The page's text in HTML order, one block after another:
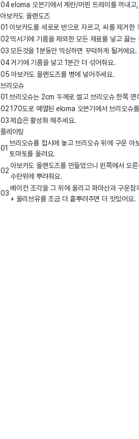
04eloma 오븐기에서 계란/머핀 트레이를 꺼내고
아보카도 올랜도즈
01 아보카도를 세로로 반으로 자르고, 씨를 제거한
02 믹서기에 기름을 제외한 모든 재료를 넣고 끓는
03 모든것을 1분동안 믹싱하면 꾸덕하게 될거에요.
04거기에 기름을 넣고 1분간 더 섞어줘요.
05 아보카도 올랜도즈를 병에 넣어주세요.
브리오슈
01 브리오슈는 2cm 두께로 썰고 브리오슈 한쪽 면
02170도로 예열된 eloma 오븐기에서 브리오슈
03제습은 활성화 해주세요.
플레이팅
01
브리오슈를 접시에 놓고 브리오슈 위에 구운 아
토마토를 올려요.
02
아보카도 올랜도즈를 만들었으니 왼쪽에서 오
수란위에 뿌려줘요.
03
베이컨 조각을 그 위에 올리고 파마산과 구운참
+ 올리브유를 조금 더 흩뿌려주면 더 맛있어요.